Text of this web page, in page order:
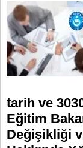
tarih ve
Eğitim
Değişikliği